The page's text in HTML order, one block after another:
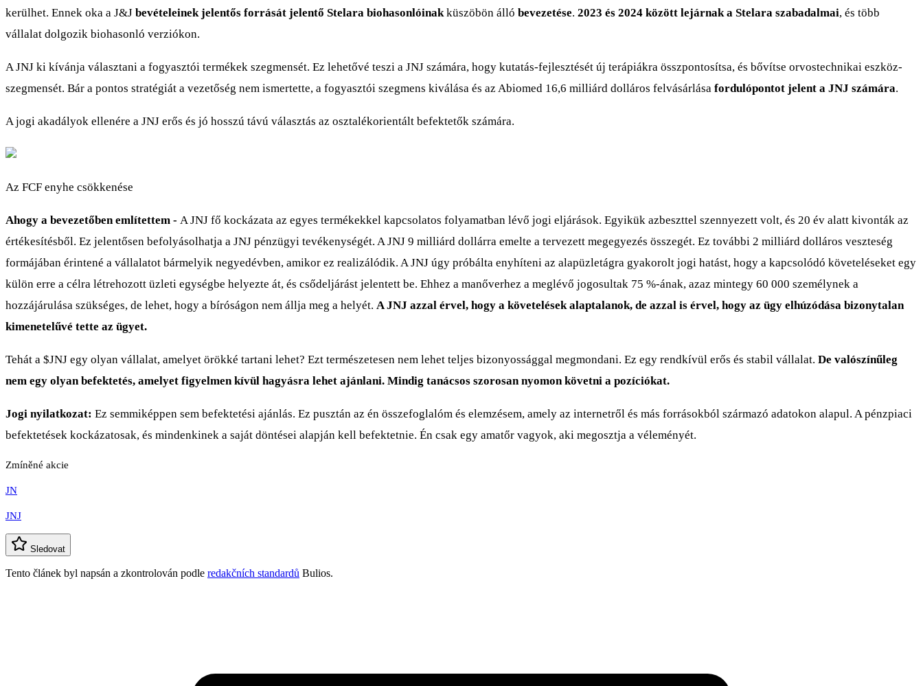
kerülhet. Ennek oka a J&J bevételeinek jelentős forrását jelentő Stelara biohasonlóinak küszöbön álló bevezetése. 2023 és 2024 között lejárnak a Stelara szabadalmai, és több
vállalat dolgozik biohasonló verziókon.
A JNJ ki kívánja választani a fogyasztói termékek szegmensét. Ez lehetővé teszi a JNJ számára, hogy kutatás-fejlesztését új terápiákra összpontosítsa, és bővítse orvostechnikai eszköz-
szegmensét. Bár a pontos stratégiát a vezetőség nem ismertette, a fogyasztói szegmens kiválása és az Abiomed 16,6 milliárd dolláros felvásárlása fordulópontot jelent a JNJ számára.
A jogi akadályok ellenére a JNJ erős és jó hosszú távú választás az osztalékorientált befektetők számára.
Az FCF enyhe csökkenése
Ahogy a bevezetőben említettem - A JNJ fő kockázata az egyes termékekkel kapcsolatos folyamatban lévő jogi eljárások. Egyikük azbeszttel szennyezett volt, és 20 év alatt kivonták az
értékesítésből. Ez jelentősen befolyásolhatja a JNJ pénzügyi tevékenységét. A JNJ 9 milliárd dollárra emelte a tervezett megegyezés összegét. Ez további 2 milliárd dolláros veszteség
formájában érintené a vállalatot bármelyik negyedévben, amikor ez realizálódik. A JNJ úgy próbálta enyhíteni az alapüzletágra gyakorolt jogi hatást, hogy a kapcsolódó követeléseket egy
külön erre a célra létrehozott üzleti egységbe helyezte át, és csődeljárást jelentett be. Ehhez a manőverhez a meglévő jogosultak 75 %-ának, azaz mintegy 60 000 személynek a
hozzájárulása szükséges, de lehet, hogy a bíróságon nem állja meg a helyét. A JNJ azzal érvel, hogy a követelések alaptalanok, de azzal is érvel, hogy az ügy elhúzódása bizonytalan
kimenetelűvé tette az ügyet.
Tehát a $JNJ egy olyan vállalat, amelyet örökké tartani lehet? Ezt természetesen nem lehet teljes bizonyossággal megmondani. Ez egy rendkívül erős és stabil vállalat. De valószínűleg
nem egy olyan befektetés, amelyet figyelmen kívül hagyásra lehet ajánlani. Mindig tanácsos szorosan nyomon követni a pozíciókat.
Jogi nyilatkozat: Ez semmiképpen sem befektetési ajánlás. Ez pusztán az én összefoglalóm és elemzésem, amely az internetről és más forrásokból származó adatokon alapul. A pénzpiaci
befektetések kockázatosak, és mindenkinek a saját döntései alapján kell befektetnie. Én csak egy amatőr vagyok, aki megosztja a véleményét.
Zmíněné akcie
JN
JNJ
Sledovat
Tento článek byl napsán a zkontrolován podle redakčních standardů Bulios.